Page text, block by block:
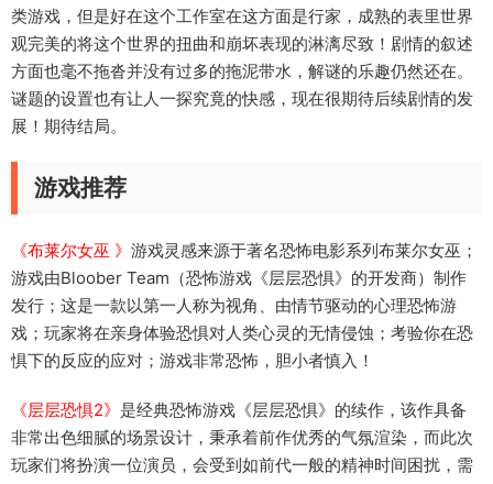
类游戏，但是好在这个工作室在这方面是行家，成熟的表里世界
观完美的将这个世界的扭曲和崩坏表现的淋漓尽致！剧情的叙述
方面也毫不拖沓并没有过多的拖泥带水，解谜的乐趣仍然还在。
谜题的设置也有让人一探究竟的快感，现在很期待后续剧情的发
展！期待结局。
游戏推荐
《布莱尔女巫 》 游戏灵感来源于著名恐怖电影系列布莱尔女巫；
游戏由Bloober Team（恐怖游戏《层层恐惧》的开发商）制作
发行；这是一款以第一人称为视角、由情节驱动的心理恐怖游
戏；玩家将在亲身体验恐惧对人类心灵的无情侵蚀；考验你在恐
惧下的反应的应对；游戏非常恐怖，胆小者慎入！
《层层恐惧2》 是经典恐怖游戏《层层恐惧》的续作，该作具备
非常出色细腻的场景设计，秉承着前作优秀的气氛渲染，而此次
玩家们将扮演一位演员，会受到如前代一般的精神时间困扰，需